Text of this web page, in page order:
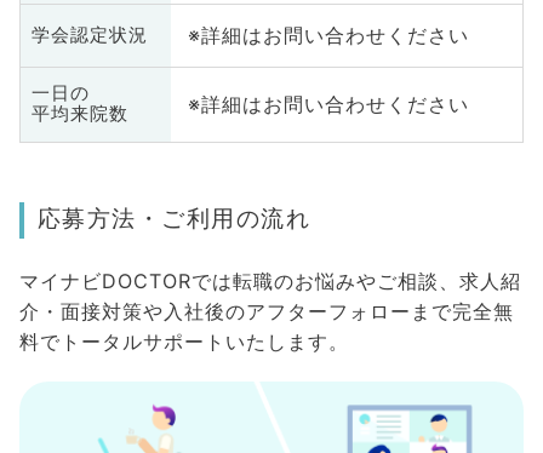
学会認定状況 ※詳細はお問い合わせください
一日の
平均来院数
※詳細はお問い合わせください
応募方法・ご利用の流れ
マイナビDOCTORでは転職のお悩みやご相談、求人紹
介・面接対策や入社後のアフターフォローまで完全無
料でトータルサポートいたします。